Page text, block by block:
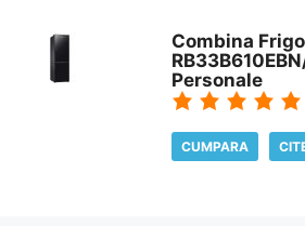
Combina
Personale
CUMPARA